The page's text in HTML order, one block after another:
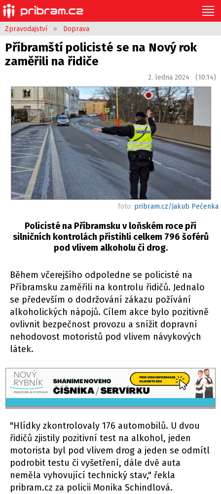
Zpravodajství » Doprava
Příbramští policisté se na Nový rok
zaměřili na řidiče
2. ledna 2024 (10:14)
foto: pribram.cz/Jakub Pečenka
Policisté na Příbramsku v loňském roce při
silničních kontrolách přistihli celkem 796 šoférů
pod vlivem alkoholu či drog.
Během včerejšího odpoledne se policisté na
Příbramsku zaměřili na kontrolu řidičů. Jednalo
se především o dodržování zákazu požívání
alkoholických nápojů. Cílem akce bylo pozitivně
ovlivnit bezpečnost provozu a snížit dopravní
nehodovost motoristů pod vlivem návykových
látek.
"Hlídky zkontrolovaly 176 automobilů. U dvou
řidičů zjistily pozitivní test na alkohol, jeden
motorista byl pod vlivem drog a jeden se odmítl
podrobit testu či vyšetření, dále dvě auta
neměla vyhovující technický stav," řekla
pribram.cz za policii Monika Schindlová.